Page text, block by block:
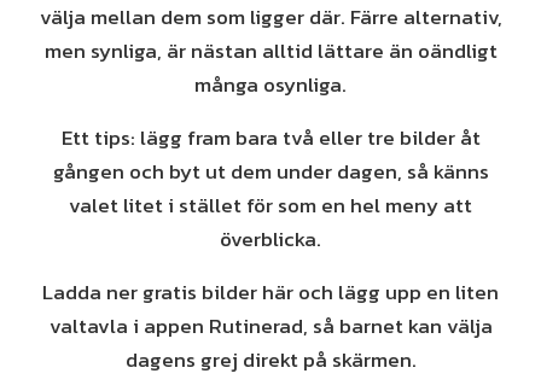
välja mellan dem som ligger där. Färre alternativ,
men synliga, är nästan alltid lättare än oändligt
många osynliga.
Ett tips: lägg fram bara två eller tre bilder åt
gången och byt ut dem under dagen, så känns
valet litet i stället för som en hel meny att
överblicka.
Ladda ner gratis bilder här och lägg upp en liten
valtavla i appen Rutinerad, så barnet kan välja
dagens grej direkt på skärmen.